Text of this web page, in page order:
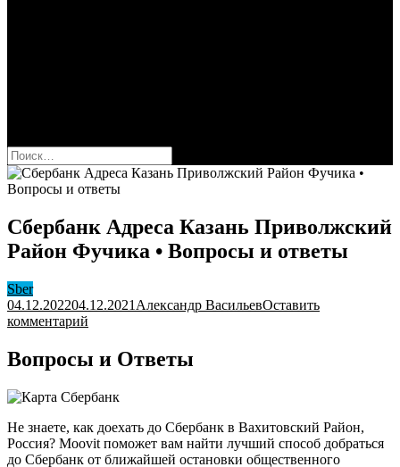
Найти:
Сбербанк Адреса Казань Приволжский
Район Фучика • Вопросы и ответы
Sber
04.12.202204.12.2021 Александр ВасильевОставить
комментарий
Адреса
Казань
Район
•
Вопросы
Вопросы и Ответы
Не знаете, как доехать до Сбербанк в Вахитовский Район,
Россия? Moovit поможет вам найти лучший способ добраться
до Сбербанк от ближайшей остановки общественного